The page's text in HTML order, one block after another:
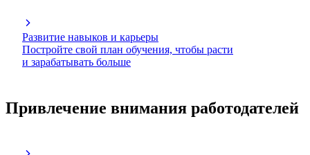
Развитие навыков и карьеры
Постройте свой план обучения, чтобы расти
и зарабатывать больше
Привлечение внимания работодателей